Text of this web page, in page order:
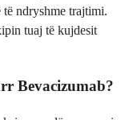
të ndryshme trajtimi.
tuaj të kujdesit
Bevacizumab?